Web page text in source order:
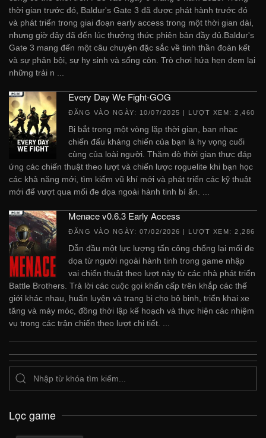
thời gian trước đó, Baldur's Gate 3 đã được phát hành trước đó
và phát triển trong giai đoạn early access trong một thời gian dài,
nhưng giờ đây đã đến lúc thưởng thức phiên bản đầy đủ.Baldur's
Gate 3 mang đến một câu chuyện đặc sắc về tinh thần đoàn kết
và sự phản bội, sự hy sinh và sống còn. Trò chơi hứa hẹn đem lại
những trải n ...
Every Day We Fight-GOG
ĐĂNG VÀO NGÀY: 10/07/2025 | LƯỢT XEM: 2,460
Bị bắt trong một vòng lặp thời gian, ban nhạc
chiến đấu kháng chiến của bạn là hy vọng cuối
cùng của loài người. Thăm dò thời gian thực đáp
ứng các chiến thuật theo lượt và chiến lược roguelite khi bạn học
các khả năng mới, tìm kiếm vũ khí mới và phát triển các kỹ thuật
mới để vượt qua mối đe dọa ngoài hành tinh bí ẩn. ...
Menace v0.6.3 Early Access
ĐĂNG VÀO NGÀY: 07/02/2026 | LƯỢT XEM: 2,286
Dẫn đầu một lực lượng tấn công chống lại mối đe
dọa từ người ngoài hành tinh trong game nhập
vai chiến thuật theo lượt này từ các nhà phát triển
Battle Brothers. Trả lời các cuộc gọi khẩn cấp trên khắp các thế
giới khác nhau, huấn luyện và trang bị cho bộ binh, triển khai xe
tăng và máy móc, đồng thời lập kế hoạch và thực hiện các nhiệm
vụ trong các trận chiến theo lượt chi tiết. ...
Lọc game